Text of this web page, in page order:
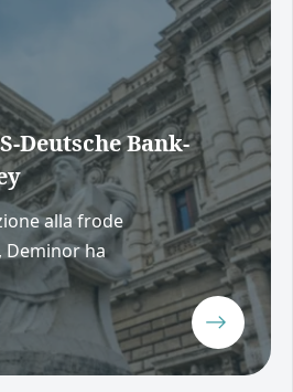
Deutsche Bank-
alla frode
Deminor ha